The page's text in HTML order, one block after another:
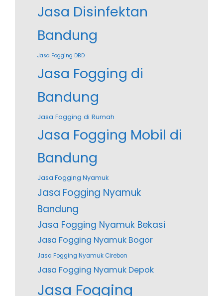
Jasa Disinfektan
Bandung
Jasa Fogging DBD
Jasa Fogging di
Bandung
Jasa Fogging di Rumah
Jasa Fogging Mobil di
Bandung
Jasa Fogging Nyamuk
Jasa Fogging Nyamuk
Bandung
Jasa Fogging Nyamuk Bekasi
Jasa Fogging Nyamuk Bogor
Jasa Fogging Nyamuk Cirebon
Jasa Fogging Nyamuk Depok
Jasa Fogging